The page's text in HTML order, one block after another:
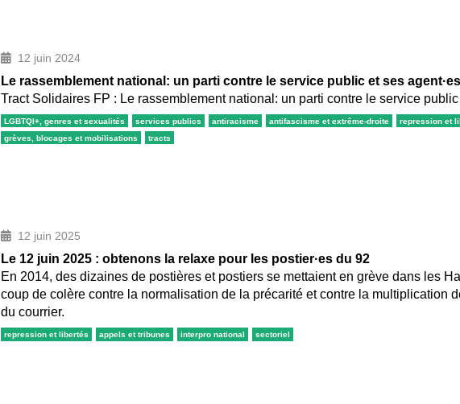
12 juin 2024
Le rassemblement national: un parti contre le service public et ses
Tract Solidaires FP : Le rassemblement national: un parti contre le service public
LGBTQI+, genres et sexualités services publics antiracisme antifascisme et extrême-droite repression et
grèves, blocages et mobilisations
tracts
12 juin 2025
Le 12 juin 2025 : obtenons la relaxe pour les postier·es du 92
En 2014, des dizaines de postières et postiers se mettaient en grève dans les
coup de colère contre la normalisation de la précarité et contre la multiplication
du courrier.
repression et libertés appels et tribunes interpro national sectoriel